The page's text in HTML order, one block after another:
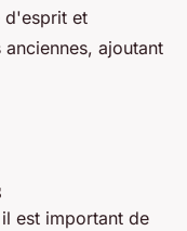
d'esprit et
ajoutant
est important de